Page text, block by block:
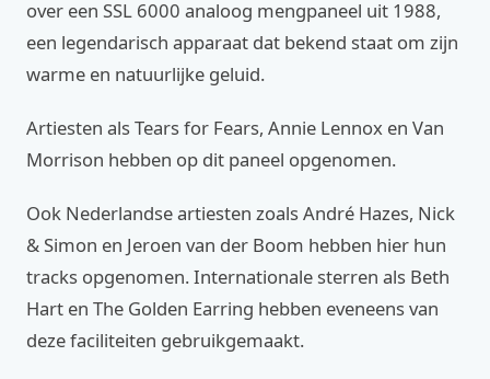
over een SSL 6000 analoog mengpaneel uit 1988,
een legendarisch apparaat dat bekend staat om zijn
warme en natuurlijke geluid.
Artiesten als Tears for Fears, Annie Lennox en Van
Morrison hebben op dit paneel opgenomen.
Ook Nederlandse artiesten zoals André Hazes, Nick
& Simon en Jeroen van der Boom hebben hier hun
tracks opgenomen. Internationale sterren als Beth
Hart en The Golden Earring hebben eveneens van
deze faciliteiten gebruikgemaakt.